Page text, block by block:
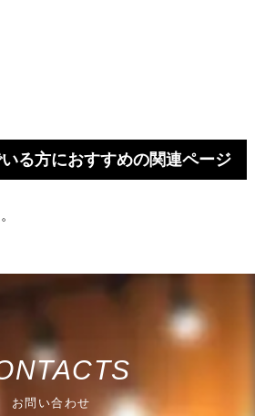
る方におすすめの関連ページ
お問い合わせ